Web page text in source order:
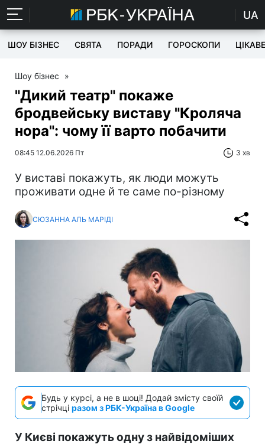
UA
ШОУ БІЗНЕС СВЯТА ПОРАДИ ГОРОСКОПИ ЦІКАВЕ
Шоу бізнес »
"Дикий театр" покаже
бродвейську виставу "Кроляча
нора": чому її варто побачити
08:45 12.06.2026 Пт 3 хв
У виставі покажуть, як люди можуть
проживати одне й те саме по-різному
СЮЗАННА АЛЬ МАРІДІ
Будь у курсі, а не в шоці! Додай змісту своїй
стрічці разом з РБК-Україна в Google
У Києві покажуть одну з найвідоміших